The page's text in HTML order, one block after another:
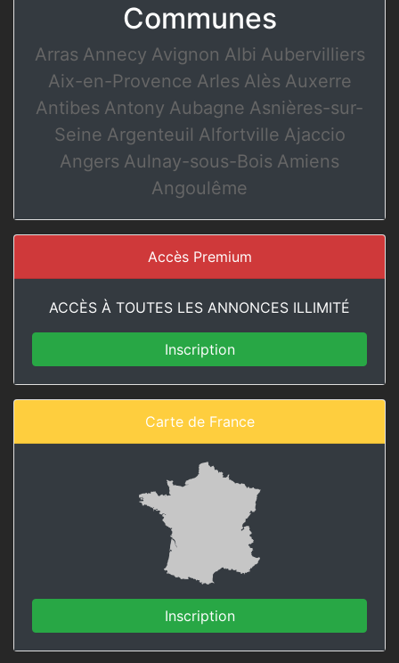
Communes
Arras Annecy Avignon Albi Aubervilliers
Aix-en-Provence Arles Alès Auxerre
Antibes Antony Aubagne Asnières-sur-
Seine Argenteuil Alfortville Ajaccio
Angers Aulnay-sous-Bois Amiens
Angoulême
Accès Premium
ACCÈS À TOUTES LES ANNONCES ILLIMITÉ
Inscription
Carte de France
Inscription